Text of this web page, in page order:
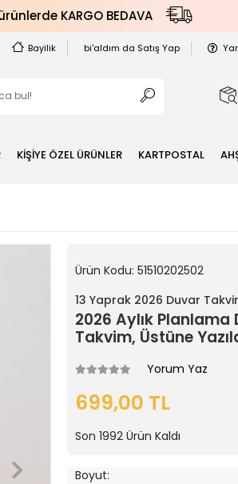
KARGO BEDAVA
Bayilik bi'aldım da Satış Yap
KİŞİYE ÖZEL ÜRÜNLER KARTPOSTAL
Ürün Kodu: 51510202502
13 Yaprak 2026 Duvar
2026 Aylık Planlama
Takvim, Üstüne
Yorum Yaz
699,00 TL
Son 1992 Ürün Kaldı
Boyut: